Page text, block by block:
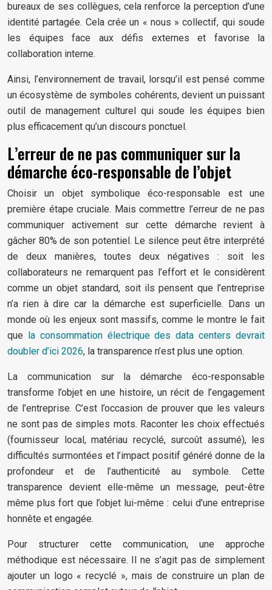
bureaux de ses collègues, cela renforce la perception d’une
identité partagée. Cela crée un « nous » collectif, qui soude
les équipes face aux défis externes et favorise la
collaboration interne.
Ainsi, l’environnement de travail, lorsqu’il est pensé comme
un écosystème de symboles cohérents, devient un puissant
outil de management culturel qui soude les équipes bien
plus efficacement qu’un discours ponctuel.
L’erreur de ne pas communiquer sur la
démarche éco-responsable de l’objet
Choisir un objet symbolique éco-responsable est une
première étape cruciale. Mais commettre l’erreur de ne pas
communiquer activement sur cette démarche revient à
gâcher 80% de son potentiel. Le silence peut être interprété
de deux manières, toutes deux négatives : soit les
collaborateurs ne remarquent pas l’effort et le considèrent
comme un objet standard, soit ils pensent que l’entreprise
n’a rien à dire car la démarche est superficielle. Dans un
monde où les enjeux sont massifs, comme le montre le fait
que
la consommation électrique des data centers devrait
doubler d’ici 2026, la transparence n’est plus une option.
La communication sur la démarche éco-responsable
transforme l’objet en une histoire, un récit de l’engagement
de l’entreprise. C’est l’occasion de prouver que les valeurs
ne sont pas de simples mots. Raconter les choix effectués
(fournisseur local, matériau recyclé, surcoût assumé), les
difficultés surmontées et l’impact positif généré donne de la
profondeur et de l’authenticité au symbole. Cette
transparence devient elle-même un message, peut-être
même plus fort que l’objet lui-même : celui d’une entreprise
honnête et engagée.
Pour structurer cette communication, une approche
méthodique est nécessaire. Il ne s’agit pas de simplement
ajouter un logo « recyclé », mais de construire un plan de